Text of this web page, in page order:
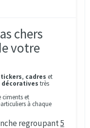
chers
votre
, cadres et
décoratives très
ciments et
à chaque
regroupant5